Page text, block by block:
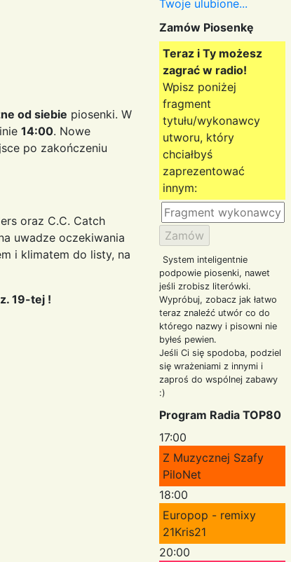
od siebie piosenki. W
14:00. Nowe
po zakończeniu
oraz C.C. Catch
uwadze oczekiwania
i klimatem do listy, na
19-tej !
Twoje ulubione...
Zamów Piosenkę
Teraz i Ty możesz
zagrać w radio!
Wpisz poniżej
fragment
tytułu/wykonawcy
utworu, który
chciałbyś
zaprezentować
innym:
System inteligentnie
podpowie piosenki, nawet
jeśli zrobisz literówki.
Wypróbuj, zobacz jak łatwo
teraz znaleźć utwór co do
którego nazwy i pisowni nie
byłeś pewien.
Jeśli Ci się spodoba, podziel
się wrażeniami z innymi i
zaproś do wspólnej zabawy
:)
Program Radia TOP80
17:00
Z Muzycznej Szafy
PiloNet
18:00
Europop - remixy
21Kris21
20:00